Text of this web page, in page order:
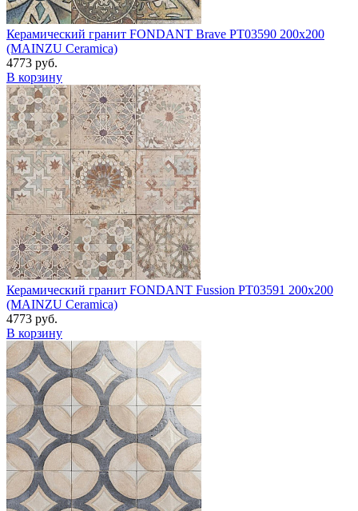
Керамический гранит FONDANT Brave PT03590 200x200
(MAINZU Ceramica)
4773 руб.
В корзину
Керамический гранит FONDANT Fussion PT03591 200x200
(MAINZU Ceramica)
4773 руб.
В корзину